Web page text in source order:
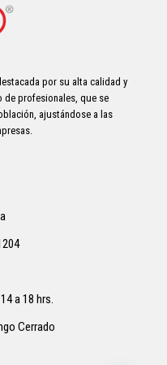
por su alta calidad y
de profesionales, que se
ajustándose a las
a 18 hrs.
Cerrado